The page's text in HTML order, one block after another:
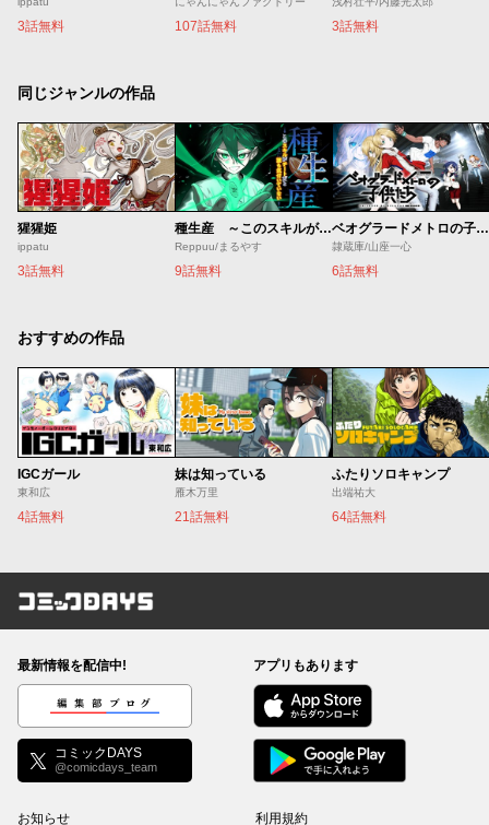
3話無料 107話無料 3話無料
同じジャンルの作品
猩猩姫
ippatu
3話無料
種生産 ～このスキルがチートだとまだ誰も気付いていない～
Reppuu/まるやす
9話無料
ベオグラードメトロの子供たち
隷蔵庫/山座一心
6話無料
おすすめの作品
IGCガール
東和広
4話無料
妹は知っている
雁木万里
21話無料
ふたりソロキャンプ
出端祐大
64話無料
コミックDAYS
最新情報を配信中!
編集部ブログ
コミックDAYS
@comicdays_team
アプリもあります
お知らせ 利用規約